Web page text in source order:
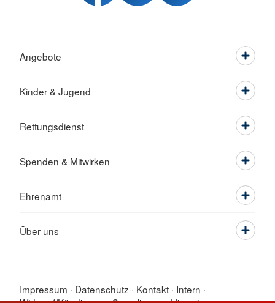
Angebote
Kinder & Jugend
Rettungsdienst
Spenden & Mitwirken
Ehrenamt
Über uns
Impressum Datenschutz Kontakt Intern